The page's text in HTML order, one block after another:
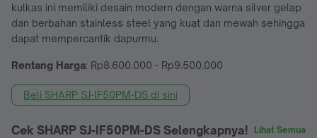
kulkas ini memiliki desain modern dengan warna silver gelap
dan berbahan stainless steel yang kuat dan mewah sehingga
dapat mempercantik dapurmu.
Rentang Harga: Rp8.600.000 - Rp9.500.000
Beli SHARP SJ-IF50PM-DS di sini
Cek SHARP SJ-IF50PM-DS Selengkapnya! Lihat Semua